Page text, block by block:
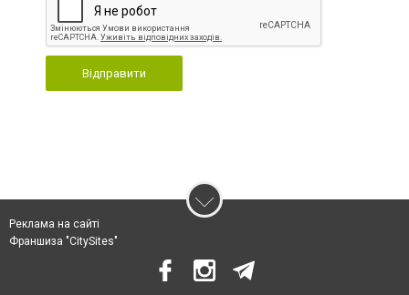
Відправити
Реклама на сайті
Франшиза "CitySites"